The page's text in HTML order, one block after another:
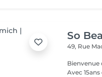
So
49, Rue
Bienvenue chez SO
Avec